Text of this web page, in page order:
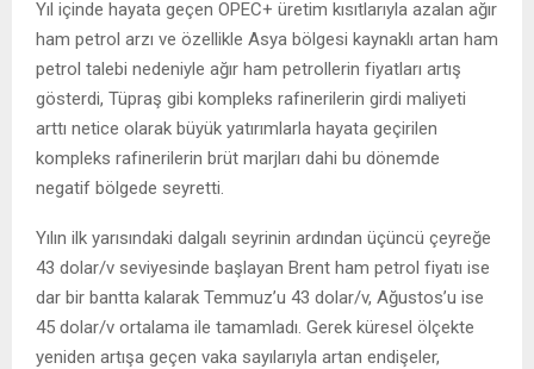
Yıl içinde hayata geçen OPEC+ üretim kısıtlarıyla azalan ağır
ham petrol arzı ve özellikle Asya bölgesi kaynaklı artan ham
petrol talebi nedeniyle ağır ham petrollerin fiyatları artış
gösterdi, Tüpraş gibi kompleks rafinerilerin girdi maliyeti
arttı netice olarak büyük yatırımlarla hayata geçirilen
kompleks rafinerilerin brüt marjları dahi bu dönemde
negatif bölgede seyretti.
Yılın ilk yarısındaki dalgalı seyrinin ardından üçüncü çeyreğe
43 dolar/v seviyesinde başlayan Brent ham petrol fiyatı ise
dar bir bantta kalarak Temmuz’u 43 dolar/v, Ağustos’u ise
45 dolar/v ortalama ile tamamladı. Gerek küresel ölçekte
yeniden artışa geçen vaka sayılarıyla artan endişeler,